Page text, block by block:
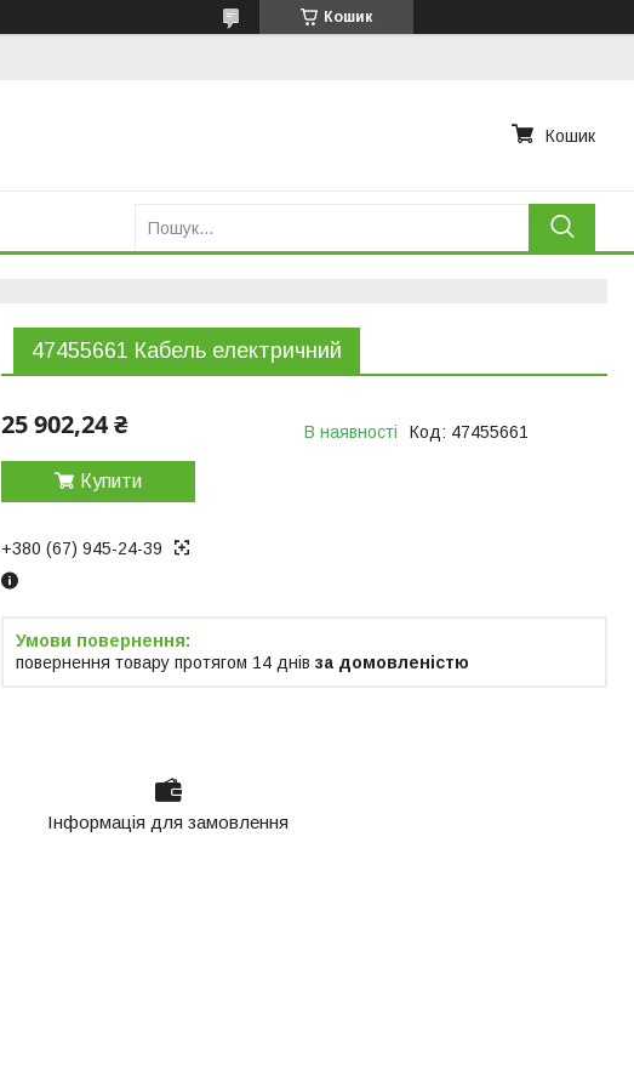
Кошик
Кошик
47455661 Кабель електричний
25 902,24 ₴ В наявності Код: 47455661
Купити
+380 (67) 945-24-39
повернення товару протягом 14 днів за домовленістю
Інформація для замовлення